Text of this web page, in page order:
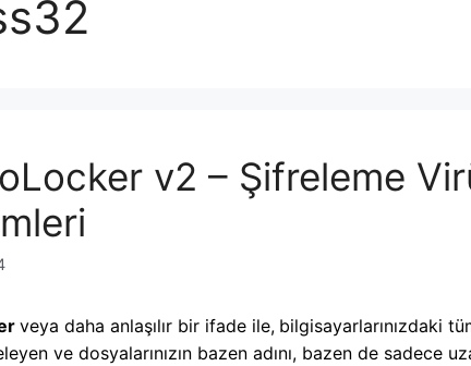
v2 – Şifreleme
veya daha anlaşılır bir ifade ile, bilgisayarlarınızdaki
ve dosyalarınızın bazen adını, bazen de sadece